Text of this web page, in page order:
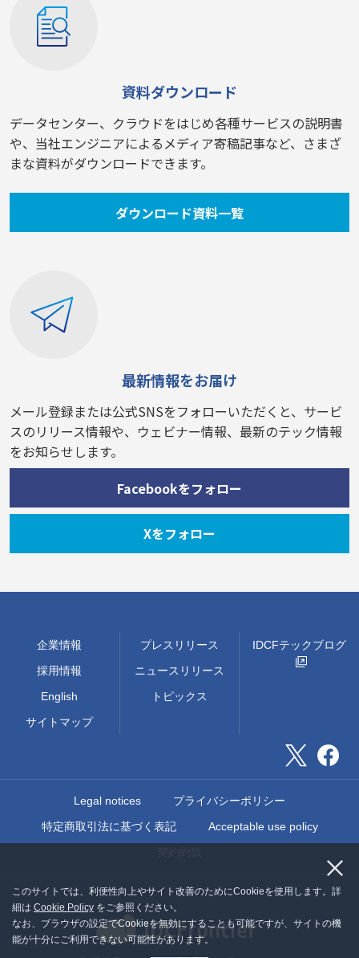
このサイトでは、利便性向上やサイト改善のためにCookieを使用します。詳
細は Cookie Policy をご参照ください。
なお、ブラウザの設定でCookieを無効にすることも可能ですが、サイトの機
能が十分にご利用できない可能性があります。
資料ダウンロード
データセンター、クラウドをはじめ各種サービスの説明書
や、当社エンジニアによるメディア寄稿記事など、さまざ
まな資料がダウンロードできます。
ダウンロード資料一覧
最新情報をお届け
メール登録または公式SNSをフォローいただくと、サービ
スのリリース情報や、ウェビナー情報、最新のテック情報
をお知らせします。
Facebookをフォロー
Xをフォロー
企業情報
採用情報
English
サイトマップ
プレスリリース
ニュースリリース
トピックス
IDCFテックブログ
Legal notices
プライバシーポリシー
特定商取引法に基づく表記
Acceptable use policy